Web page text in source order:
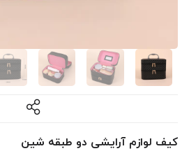
کیف لوازم آرایشی دو طبقه شین